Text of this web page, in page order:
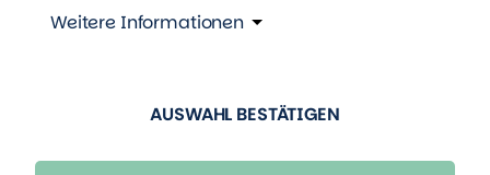
Pressestelle Berlin
Grit Zobel |E-Mail
Weitere Informationen
AUSWAHL BESTÄTIGEN